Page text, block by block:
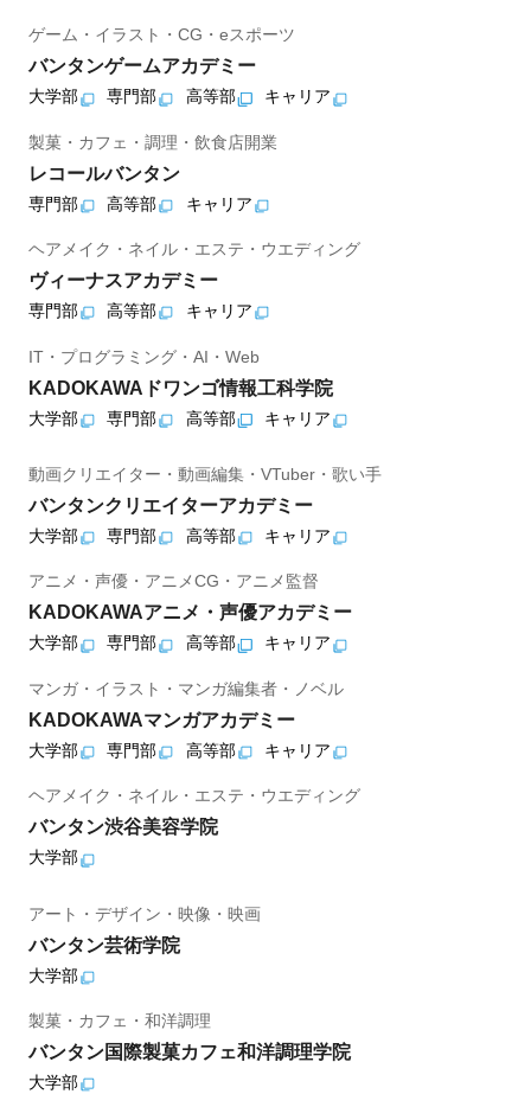
ゲーム・イラスト・CG・eスポーツ
バンタンゲームアカデミー
大学部 専門部 高等部 キャリア
製菓・カフェ・調理・飲食店開業
レコールバンタン
専門部 高等部 キャリア
ヘアメイク・ネイル・エステ・ウエディング
ヴィーナスアカデミー
専門部 高等部 キャリア
IT・プログラミング・AI・Web
KADOKAWAドワンゴ情報工科学院
大学部 専門部 高等部 キャリア
動画クリエイター・動画編集・VTuber・歌い手
バンタンクリエイターアカデミー
大学部 専門部 高等部 キャリア
アニメ・声優・アニメCG・アニメ監督
KADOKAWAアニメ・声優アカデミー
大学部 専門部 高等部 キャリア
マンガ・イラスト・マンガ編集者・ノベル
KADOKAWAマンガアカデミー
大学部 専門部 高等部 キャリア
ヘアメイク・ネイル・エステ・ウエディング
バンタン渋谷美容学院
大学部
アート・デザイン・映像・映画
バンタン芸術学院
大学部
製菓・カフェ・和洋調理
バンタン国際製菓カフェ和洋調理学院
大学部